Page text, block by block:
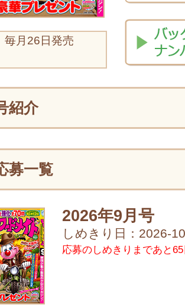
毎月26日発売
紹介
募一覧
2026年9月号
しめきり日：2026-
応募のしめきりまであと